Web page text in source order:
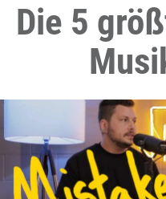
Die 5